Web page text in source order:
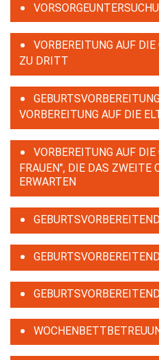
VORBEREITUNG AUF
ZU DRITT
VORBEREITUNG AUF DIE
VORBEREITUNG AUF DIE
FRAUEN", DIE DAS ZWEITE
ERWARTEN